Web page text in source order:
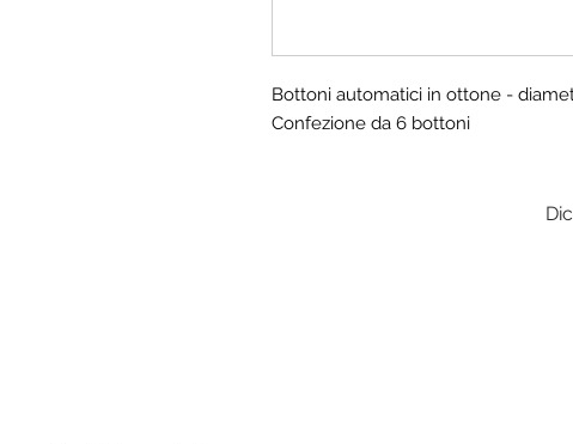
Bottoni automatici in ottone -
Confezione da 6 bottoni